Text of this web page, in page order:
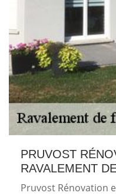
PRUVOST
RAVALEMENT
Pruvost Rénovation